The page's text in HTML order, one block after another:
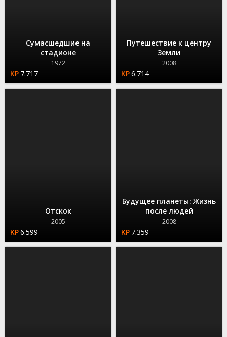
Сумасшедшие на
стадионе
1972
7.717
Путешествие к центру
Земли
2008
6.714
Отскок
2005
6.599
Будущее планеты: Жизнь
после людей
2008
7.359